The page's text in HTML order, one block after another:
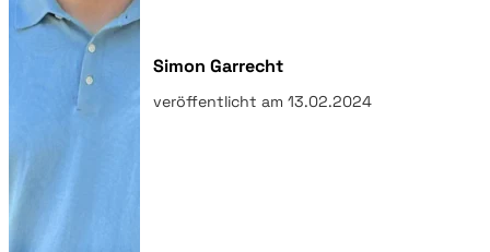
Simon Garrecht
veröffentlicht am 13.02.2024